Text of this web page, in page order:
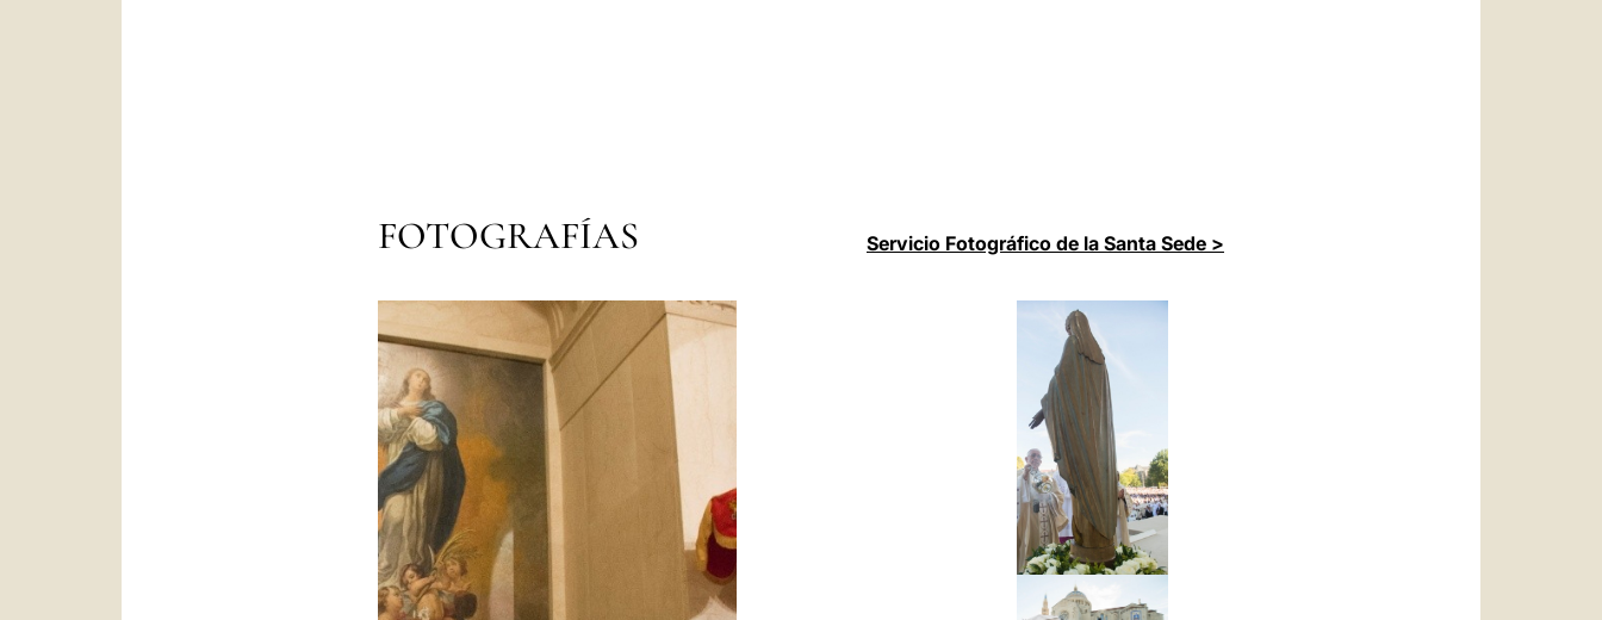
FOTOGRAFÍAS Servicio Fotográfico de la Santa Sede >